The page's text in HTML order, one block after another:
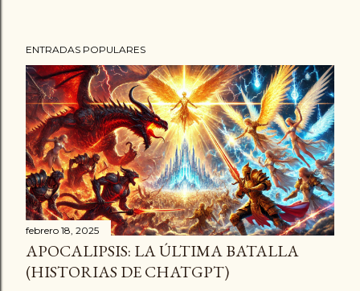
ENTRADAS POPULARES
febrero 18, 2025
APOCALIPSIS: LA ÚLTIMA BATALLA
(HISTORIAS DE CHATGPT)